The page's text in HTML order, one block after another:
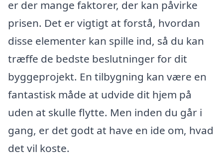
er der mange faktorer, der kan påvirke
prisen. Det er vigtigt at forstå, hvordan
disse elementer kan spille ind, så du kan
træffe de bedste beslutninger for dit
byggeprojekt. En tilbygning kan være en
fantastisk måde at udvide dit hjem på
uden at skulle flytte. Men inden du går i
gang, er det godt at have en ide om, hvad
det vil koste.